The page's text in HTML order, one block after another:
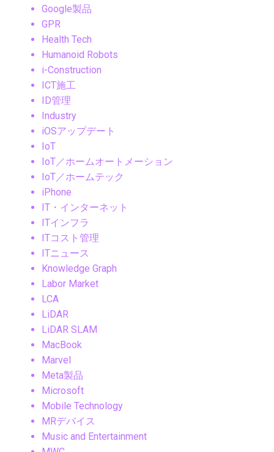
Google製品
GPR
Health Tech
Humanoid Robots
i-Construction
ICT施工
ID管理
Industry
iOSアップデート
IoT
IoT／ホームオートメーション
IoT／ホームテック
iPhone
IT・インターネット
ITインフラ
ITコスト管理
ITニュース
Knowledge Graph
Labor Market
LCA
LiDAR
LiDAR SLAM
MacBook
Marvel
Meta製品
Microsoft
Mobile Technology
MRデバイス
Music and Entertainment